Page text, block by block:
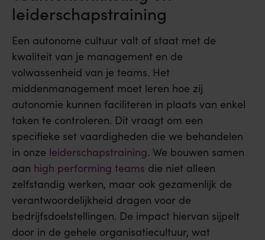
leiderschapstraining
Een autonome cultuur valt of staat met de
kwaliteit van je management en de
volwassenheid van je teams. Het
middenmanagement moet leren hoe zij
autonomie kunnen faciliteren in plaats van enkel
taken te controleren. Dit vraagt om een
specifieke set vaardigheden die we behandelen
in onze leiderschapstraining. We bouwen samen
aan high performing teams die niet alleen
zelfstandig werken, maar ook gezamenlijk de
verantwoordelijkheid dragen voor de
bedrijfsdoelstellingen. De impact hiervan sijpelt
door in de gehele organisatiecultuur, wat